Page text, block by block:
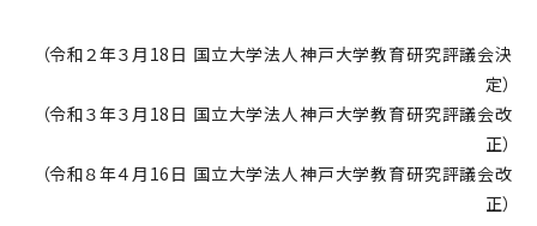
（令和２年３月18日 国立大学法人神戸大学教育研究評議会決
定）
（令和３年３月18日 国立大学法人神戸大学教育研究評議会改
正）
（令和８年４月16日 国立大学法人神戸大学教育研究評議会改
正）